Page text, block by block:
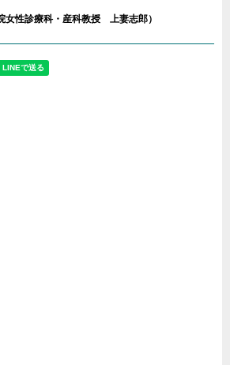
女性診療科・産科教授 上妻志郎）